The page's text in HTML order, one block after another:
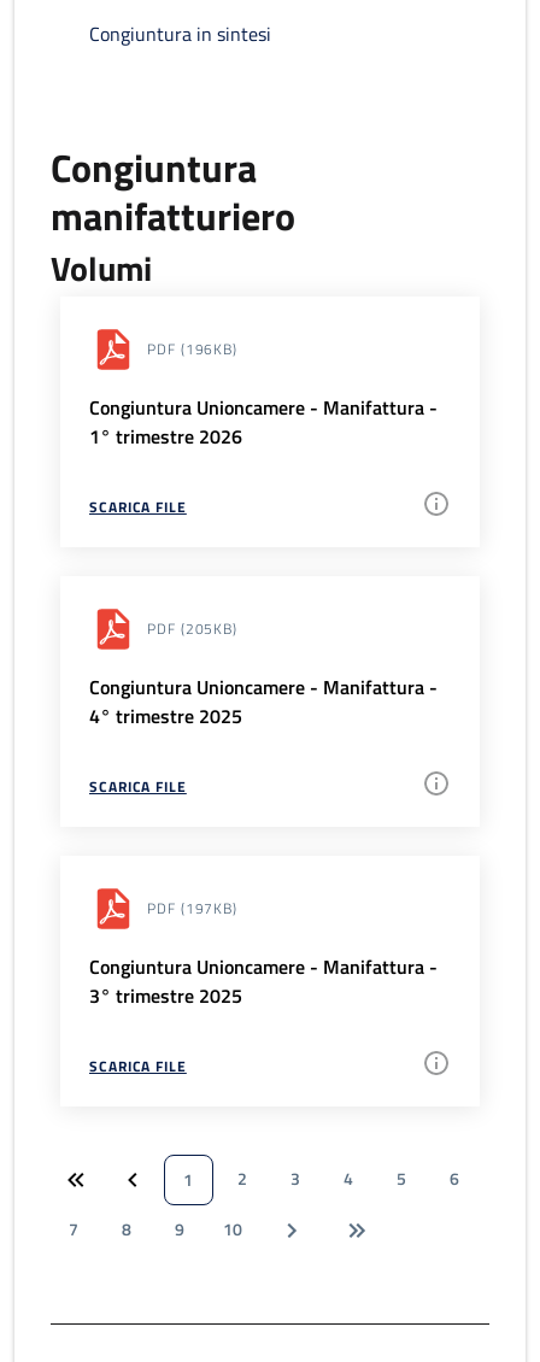
Congiuntura in sintesi
Congiuntura
manifatturiero
Volumi
PDF (196KB)
Congiuntura Unioncamere - Manifattura -
1° trimestre 2026
SCARICA FILE
PDF (205KB)
Congiuntura Unioncamere - Manifattura -
4° trimestre 2025
SCARICA FILE
PDF (197KB)
Congiuntura Unioncamere - Manifattura -
3° trimestre 2025
SCARICA FILE
1 2 3 4 5
6
7
8 9 10